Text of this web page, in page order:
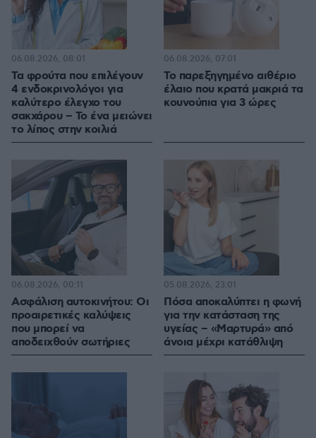
Τα φρούτα που επιλέγουν
4 ενδοκρινολόγοι για
καλύτερο έλεγχο του
σακχάρου – Το ένα μειώνει
το λίπος στην κοιλιά
06.08.2026, 08:01
Το παρεξηγημένο αιθέριο
έλαιο που κρατά μακριά τα
κουνούπια για 3 ώρες
06.08.2026, 07:01
Ασφάλιση αυτοκινήτου: Οι
προαιρετικές καλύψεις
που μπορεί να
αποδειχθούν σωτήριες
06.08.2026, 00:11
Πόσα αποκαλύπτει η φωνή
για την κατάσταση της
υγείας – «Μαρτυρά» από
άνοια μέχρι κατάθλιψη
05.08.2026, 23:01